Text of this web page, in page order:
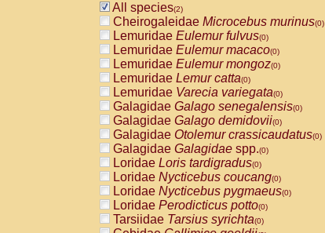
All species(2)
Cheirogaleidae Microcebus murinus(0)
Lemuridae Eulemur fulvus(0)
Lemuridae Eulemur macaco(0)
Lemuridae Eulemur mongoz(0)
Lemuridae Lemur catta(0)
Lemuridae Varecia variegata(0)
Galagidae Galago senegalensis(0)
Galagidae Galago demidovii(0)
Galagidae Otolemur crassicaudatus(0)
Galagidae Galagidae spp.(0)
Loridae Loris tardigradus(0)
Loridae Nycticebus coucang(0)
Loridae Nycticebus pygmaeus(0)
Loridae Perodicticus potto(0)
Tarsiidae Tarsius syrichta(0)